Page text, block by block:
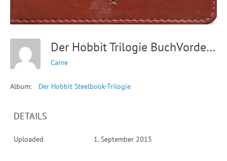
Der Hobbit Trilogie BuchVorderseite
Caine
Album: Der Hobbit Steelbook-Trilogie
DETAILS
Uploaded 1. September 2015